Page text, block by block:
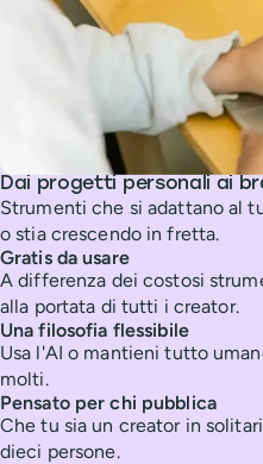
Dai progetti personali ai
Strumenti che si adattano al
o stia crescendo in fretta.
Gratis da usare
A differenza dei costosi
alla portata di tutti i creator.
Una filosofia flessibile
Usa l'AI o mantieni tutto
molti.
Pensato per chi pubblica
Che tu sia un creator in
dieci persone.